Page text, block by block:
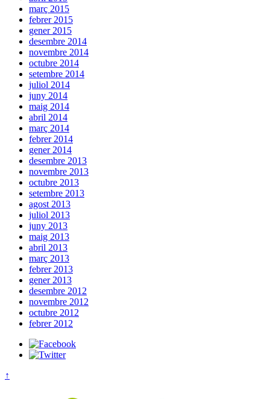
març 2015
febrer 2015
gener 2015
desembre 2014
novembre 2014
octubre 2014
setembre 2014
juliol 2014
juny 2014
maig 2014
abril 2014
març 2014
febrer 2014
gener 2014
desembre 2013
novembre 2013
octubre 2013
setembre 2013
agost 2013
juliol 2013
juny 2013
maig 2013
abril 2013
març 2013
febrer 2013
gener 2013
desembre 2012
novembre 2012
octubre 2012
febrer 2012
↑